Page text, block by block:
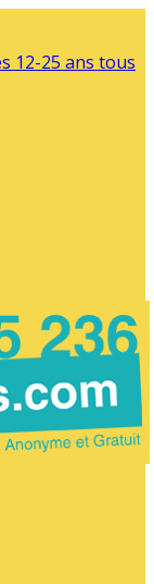
12-25 ans tous